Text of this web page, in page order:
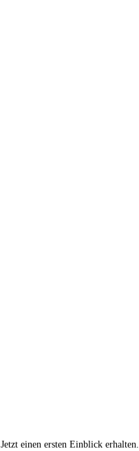
Jetzt einen ersten Einblick erhalten.